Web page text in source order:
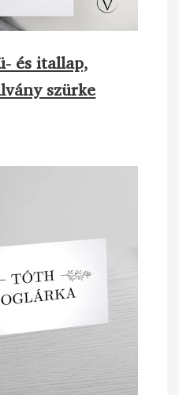
és itallap,
szürke